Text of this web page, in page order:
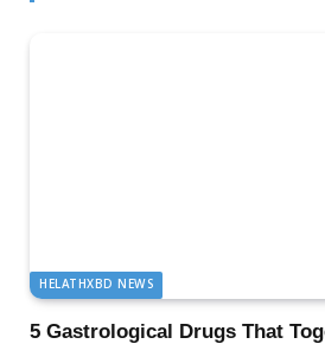
HELATHXBD NEWS
5 Gastrological Drugs That